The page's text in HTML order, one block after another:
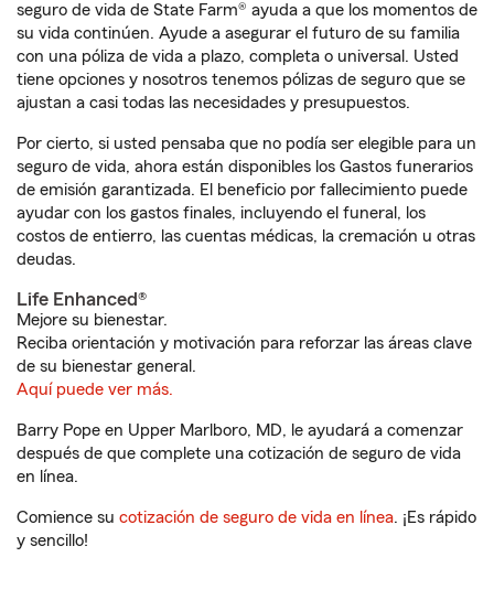
seguro de vida de State Farm® ayuda a que los momentos de
su vida continúen. Ayude a asegurar el futuro de su familia
con una póliza de vida a plazo, completa o universal. Usted
tiene opciones y nosotros tenemos pólizas de seguro que se
ajustan a casi todas las necesidades y presupuestos.
Por cierto, si usted pensaba que no podía ser elegible para un
seguro de vida, ahora están disponibles los Gastos funerarios
de emisión garantizada. El beneficio por fallecimiento puede
ayudar con los gastos finales, incluyendo el funeral, los
costos de entierro, las cuentas médicas, la cremación u otras
deudas.
Life Enhanced®
Mejore su bienestar.
Reciba orientación y motivación para reforzar las áreas clave
de su bienestar general.
Aquí puede ver más.
Barry Pope en Upper Marlboro, MD, le ayudará a comenzar
después de que complete una cotización de seguro de vida
en línea.
Comience su cotización de seguro de vida en línea. ¡Es rápido
y sencillo!